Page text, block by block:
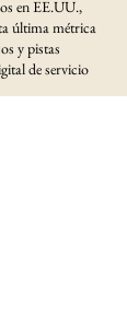
en EE.UU.,
última métrica
y pistas
de servicio